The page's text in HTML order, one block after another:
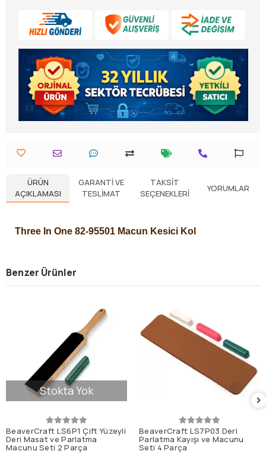
ÜRÜN
AÇIKLAMASI
GARANTI VE
TESLIMAT
TAKSIT
SEÇENEKLERI
YORUMLAR
Three In One 82-95501 Macun Kesici Kol
Benzer Ürünler
Stokta Yok
BeaverCraft LS6P1 Çift Yüzeyli
Deri Masat ve Parlatma
Macunu Seti 2 Parça
BeaverCraft LS7P03 Deri
Parlatma Kayışı ve Macunu
Seti 4 Parça